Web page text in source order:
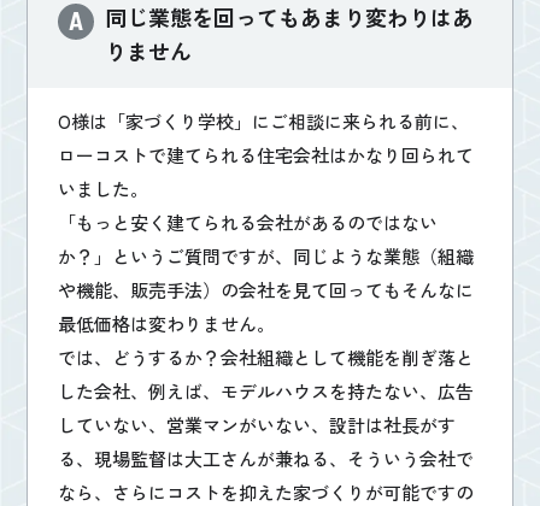
お役立ち情報
YOUTUBE Instagram
プライバシーポリシー
同じ業態を回ってもあまり変わりはあ
りません
O様は「家づくり学校」にご相談に来られる前に、
ローコストで建てられる住宅会社はかなり回られて
いました。
「もっと安く建てられる会社があるのではない
か？」というご質問ですが、同じような業態（組織
や機能、販売手法）の会社を見て回ってもそんなに
最低価格は変わりません。
では、どうするか？会社組織として機能を削ぎ落と
した会社、例えば、モデルハウスを持たない、広告
していない、営業マンがいない、設計は社長がす
る、現場監督は大工さんが兼ねる、そういう会社で
なら、さらにコストを抑えた家づくりが可能ですの